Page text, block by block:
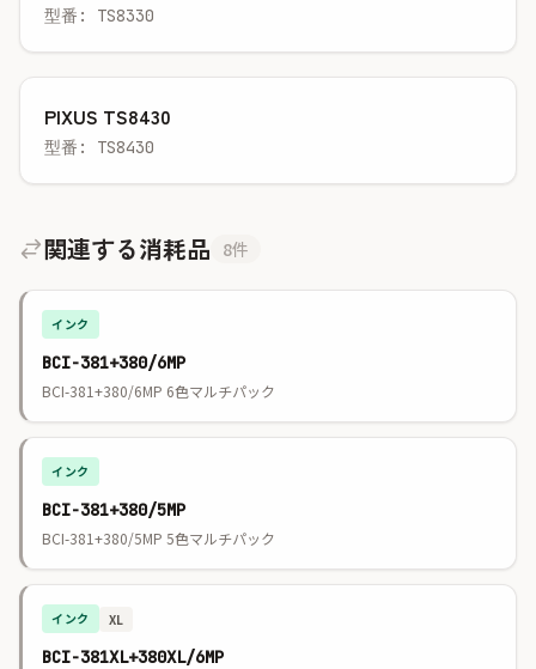
型番: TS8330
PIXUS TS8430
型番: TS8430
関連する消耗品 8件
インク
BCI-381+380/6MP
BCI-381+380/6MP 6色マルチパック
インク
BCI-381+380/5MP
BCI-381+380/5MP 5色マルチパック
インク XL
BCI-381XL+380XL/6MP